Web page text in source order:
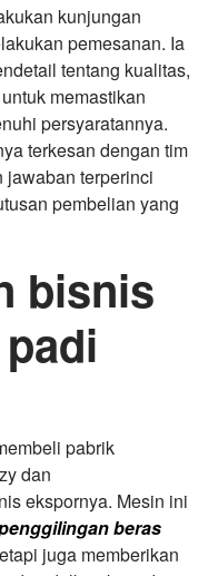
kunjungan
pemesanan. Ia
tentang kualitas,
memastikan
persyaratannya.
terkesan dengan tim
jawaban terperinci
pembelian yang
bisnis
pabrik
dan
ekspornya. Mesin ini
beras
juga memberikan